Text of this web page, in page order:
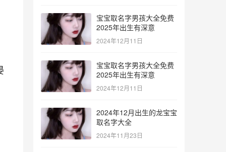
宝宝取名字男孩大全免费
2025年出生有深意
2024年12月11日
宝宝取名字男孩大全免费
2025年出生有深意
2024年12月11日
2024年12月出生的龙宝宝
取名字大全
2024年11月23日